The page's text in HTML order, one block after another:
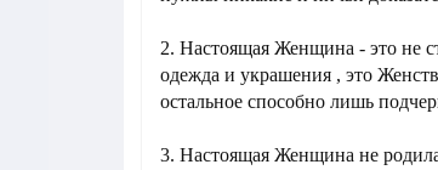
2. Настоящая Женщина - это не
одежда и украшения , это
остальное способно лишь
3. Настоящая Женщина не